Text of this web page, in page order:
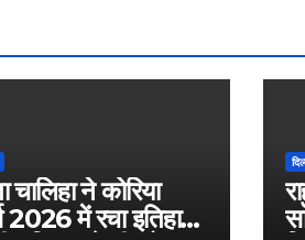
चालिहा ने कोरिया
2026 में रचा इतिहास,